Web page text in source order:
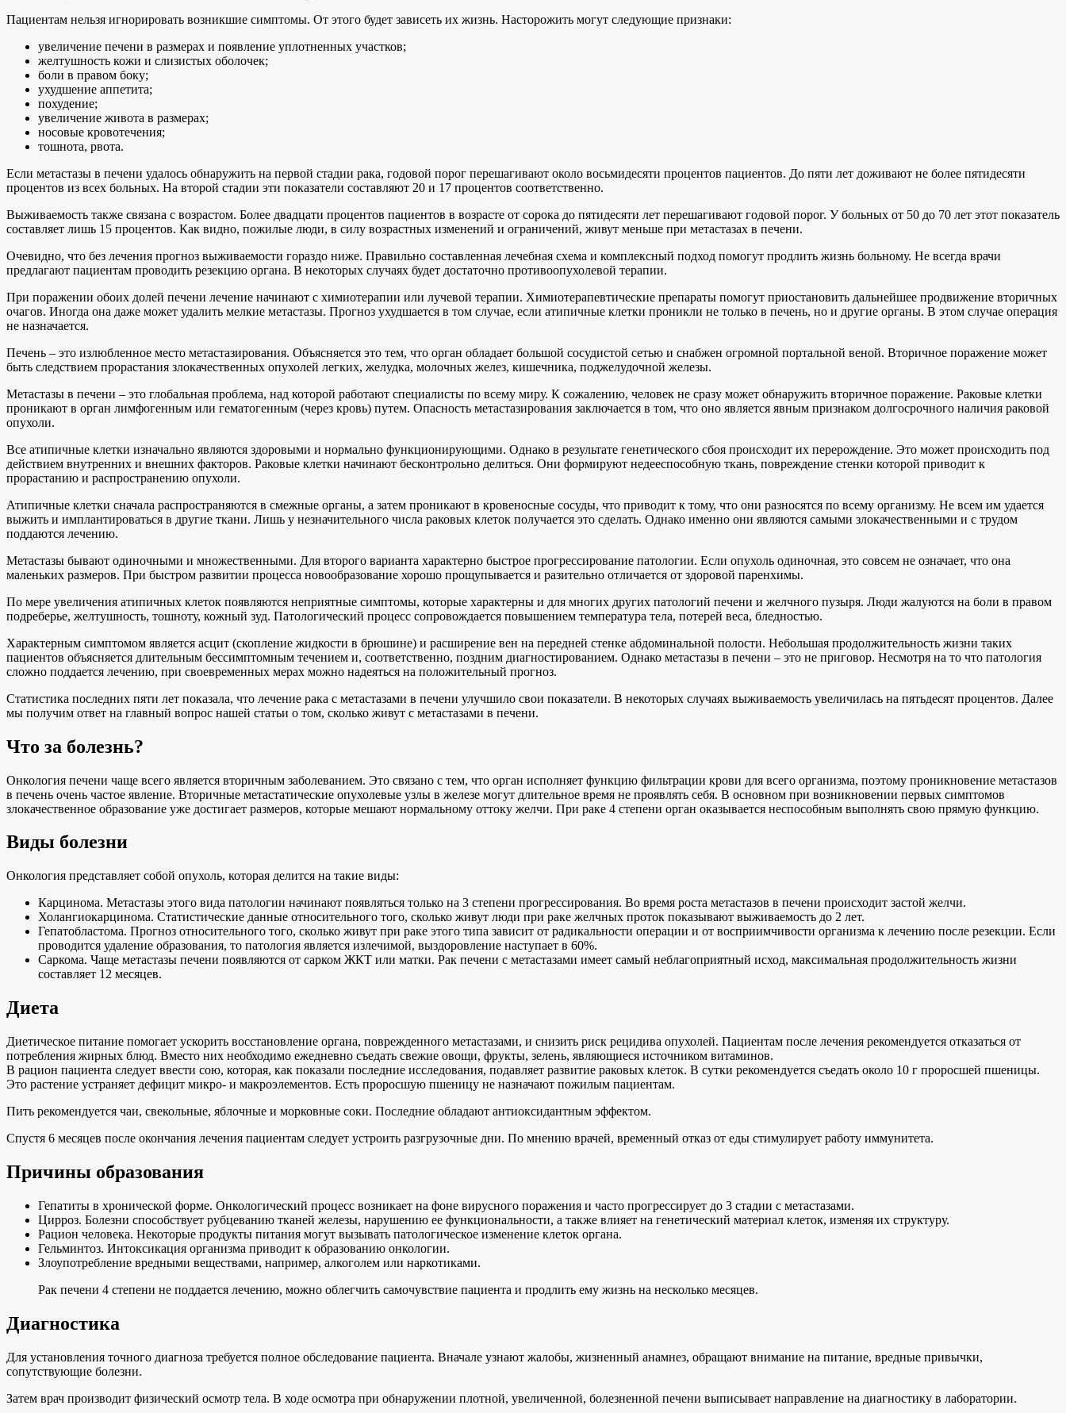
Пациентам нельзя игнорировать возникшие симптомы. От этого будет зависеть их жизнь. Насторожить могут следующие признаки:
увеличение печени в размерах и появление уплотненных участков;
желтушность кожи и слизистых оболочек;
боли в правом боку;
ухудшение аппетита;
похудение;
увеличение живота в размерах;
носовые кровотечения;
тошнота, рвота.
Если метастазы в печени удалось обнаружить на первой стадии рака, годовой порог перешагивают около восьмидесяти процентов пациентов. До пяти лет доживают не более пятидесяти
процентов из всех больных. На второй стадии эти показатели составляют 20 и 17 процентов соответственно.
Выживаемость также связана с возрастом. Более двадцати процентов пациентов в возрасте от сорока до пятидесяти лет перешагивают годовой порог. У больных от 50 до 70 лет этот показатель
составляет лишь 15 процентов. Как видно, пожилые люди, в силу возрастных изменений и ограничений, живут меньше при метастазах в печени.
Очевидно, что без лечения прогноз выживаемости гораздо ниже. Правильно составленная лечебная схема и комплексный подход помогут продлить жизнь больному. Не всегда врачи
предлагают пациентам проводить резекцию органа. В некоторых случаях будет достаточно противоопухолевой терапии.
При поражении обоих долей печени лечение начинают с химиотерапии или лучевой терапии. Химиотерапевтические препараты помогут приостановить дальнейшее продвижение вторичных
очагов. Иногда она даже может удалить мелкие метастазы. Прогноз ухудшается в том случае, если атипичные клетки проникли не только в печень, но и другие органы. В этом случае операция
не назначается.
Печень – это излюбленное место метастазирования. Объясняется это тем, что орган обладает большой сосудистой сетью и снабжен огромной портальной веной. Вторичное поражение может
быть следствием прорастания злокачественных опухолей легких, желудка, молочных желез, кишечника, поджелудочной железы.
Метастазы в печени – это глобальная проблема, над которой работают специалисты по всему миру. К сожалению, человек не сразу может обнаружить вторичное поражение. Раковые клетки
проникают в орган лимфогенным или гематогенным (через кровь) путем. Опасность метастазирования заключается в том, что оно является явным признаком долгосрочного наличия раковой
опухоли.
Все атипичные клетки изначально являются здоровыми и нормально функционирующими. Однако в результате генетического сбоя происходит их перерождение. Это может происходить под
действием внутренних и внешних факторов. Раковые клетки начинают бесконтрольно делиться. Они формируют недееспособную ткань, повреждение стенки которой приводит к
прорастанию и распространению опухоли.
Атипичные клетки сначала распространяются в смежные органы, а затем проникают в кровеносные сосуды, что приводит к тому, что они разносятся по всему организму. Не всем им удается
выжить и имплантироваться в другие ткани. Лишь у незначительного числа раковых клеток получается это сделать. Однако именно они являются самыми злокачественными и с трудом
поддаются лечению.
Метастазы бывают одиночными и множественными. Для второго варианта характерно быстрое прогрессирование патологии. Если опухоль одиночная, это совсем не означает, что она
маленьких размеров. При быстром развитии процесса новообразование хорошо прощупывается и разительно отличается от здоровой паренхимы.
По мере увеличения атипичных клеток появляются неприятные симптомы, которые характерны и для многих других патологий печени и желчного пузыря. Люди жалуются на боли в правом
подреберье, желтушность, тошноту, кожный зуд. Патологический процесс сопровождается повышением температура тела, потерей веса, бледностью.
Характерным симптомом является асцит (скопление жидкости в брюшине) и расширение вен на передней стенке абдоминальной полости. Небольшая продолжительность жизни таких
пациентов объясняется длительным бессимптомным течением и, соответственно, поздним диагностированием. Однако метастазы в печени – это не приговор. Несмотря на то что патология
сложно поддается лечению, при своевременных мерах можно надеяться на положительный прогноз.
Статистика последних пяти лет показала, что лечение рака с метастазами в печени улучшило свои показатели. В некоторых случаях выживаемость увеличилась на пятьдесят процентов. Далее
мы получим ответ на главный вопрос нашей статьи о том, сколько живут с метастазами в печени.
Что за болезнь?
Онкология печени чаще всего является вторичным заболеванием. Это связано с тем, что орган исполняет функцию фильтрации крови для всего организма, поэтому проникновение метастазов
в печень очень частое явление. Вторичные метастатические опухолевые узлы в железе могут длительное время не проявлять себя. В основном при возникновении первых симптомов
злокачественное образование уже достигает размеров, которые мешают нормальному оттоку желчи. При раке 4 степени орган оказывается неспособным выполнять свою прямую функцию.
Виды болезни
Онкология представляет собой опухоль, которая делится на такие виды:
Карцинома. Метастазы этого вида патологии начинают появляться только на 3 степени прогрессирования. Во время роста метастазов в печени происходит застой желчи.
Холангиокарцинома. Статистические данные относительного того, сколько живут люди при раке желчных проток показывают выживаемость до 2 лет.
Гепатобластома. Прогноз относительного того, сколько живут при раке этого типа зависит от радикальности операции и от восприимчивости организма к лечению после резекции. Если
проводится удаление образования, то патология является излечимой, выздоровление наступает в 60%.
Саркома. Чаще метастазы печени появляются от сарком ЖКТ или матки. Рак печени с метастазами имеет самый неблагоприятный исход, максимальная продолжительность жизни
составляет 12 месяцев.
Диета
Диетическое питание помогает ускорить восстановление органа, поврежденного метастазами, и снизить риск рецидива опухолей. Пациентам после лечения рекомендуется отказаться от
потребления жирных блюд. Вместо них необходимо ежедневно съедать свежие овощи, фрукты, зелень, являющиеся источником витаминов.
В рацион пациента следует ввести сою, которая, как показали последние исследования, подавляет развитие раковых клеток. В сутки рекомендуется съедать около 10 г проросшей пшеницы.
Это растение устраняет дефицит микро- и макроэлементов. Есть проросшую пшеницу не назначают пожилым пациентам.
Пить рекомендуется чаи, свекольные, яблочные и морковные соки. Последние обладают антиоксидантным эффектом.
Спустя 6 месяцев после окончания лечения пациентам следует устроить разгрузочные дни. По мнению врачей, временный отказ от еды стимулирует работу иммунитета.
Причины образования
Гепатиты в хронической форме. Онкологический процесс возникает на фоне вирусного поражения и часто прогрессирует до 3 стадии с метастазами.
Цирроз. Болезни способствует рубцеванию тканей железы, нарушению ее функциональности, а также влияет на генетический материал клеток, изменяя их структуру.
Рацион человека. Некоторые продукты питания могут вызывать патологическое изменение клеток органа.
Гельминтоз. Интоксикация организма приводит к образованию онкологии.
Злоупотребление вредными веществами, например, алкоголем или наркотиками.
Рак печени 4 степени не поддается лечению, можно облегчить самочувствие пациента и продлить ему жизнь на несколько месяцев.
Диагностика
Для установления точного диагноза требуется полное обследование пациента. Вначале узнают жалобы, жизненный анамнез, обращают внимание на питание, вредные привычки,
сопутствующие болезни.
Затем врач производит физический осмотр тела. В ходе осмотра при обнаружении плотной, увеличенной, болезненной печени выписывает направление на диагностику в лаборатории.